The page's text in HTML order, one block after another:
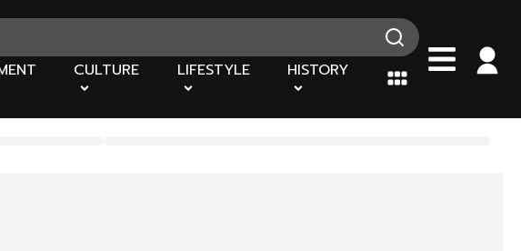
CULTURE LIFESTYLE HISTORY